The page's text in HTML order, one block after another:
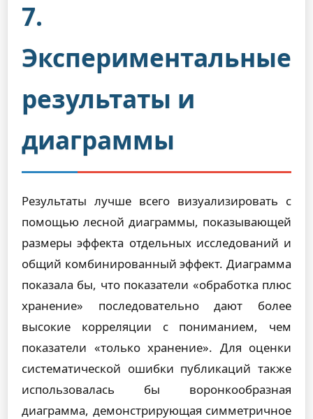
7.
Экспериментальные
результаты и
диаграммы
Результаты лучше всего визуализировать с
помощью лесной диаграммы, показывающей
размеры эффекта отдельных исследований и
общий комбинированный эффект. Диаграмма
показала бы, что показатели «обработка плюс
хранение» последовательно дают более
высокие корреляции с пониманием, чем
показатели «только хранение». Для оценки
систематической ошибки публикаций также
использовалась бы воронкообразная
диаграмма, демонстрирующая симметричное